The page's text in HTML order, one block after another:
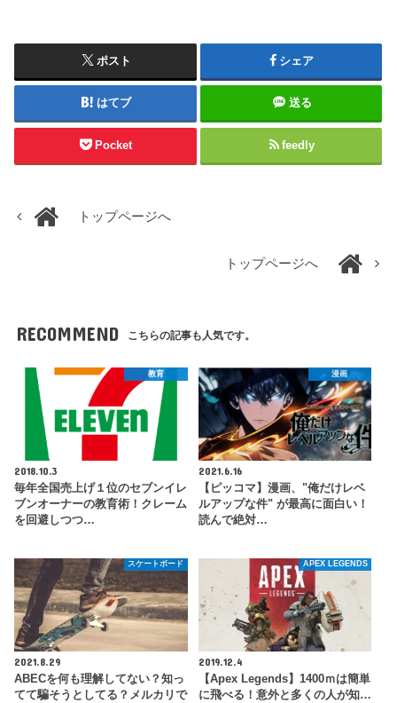
ポスト シェア
はてブ 送る
Pocket feedly
トップページへ
トップページへ
RECOMMEND こちらの記事も人気です。
教育
2018.10.3
毎年全国売上げ１位のセブンイレ
ブンオーナーの教育術！クレーム
を回避しつつ…
漫画
2021.6.16
【ピッコマ】漫画、"俺だけレベ
ルアップな件" が最高に面白い！
読んで絶対…
スケートボード
2021.8.29
ABECを何も理解してない？知っ
てて騙そうとしてる？メルカリで
APEX LEGENDS
2019.12.4
【Apex Legends】1400ｍは簡単
に飛べる！意外と多くの人が知…